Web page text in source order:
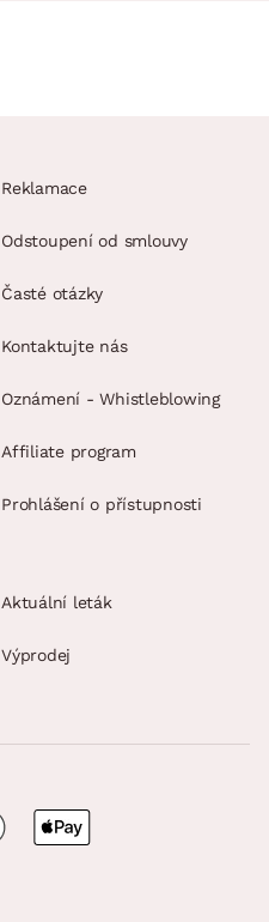
Reklamace
Odstoupení od smlouvy
Časté otázky
Kontaktujte nás
Oznámení - Whistleblowing
Affiliate program
Prohlášení o přístupnosti
Aktuální leták
Výprodej